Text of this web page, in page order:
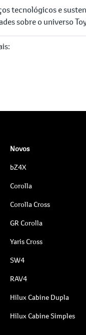
tecnológicos e
sobre o universo
Novos
bZ4X
Corolla
Corolla Cross
GR Corolla
Yaris Cross
SW4
RAV4
Hilux Cabine Dupla
Hilux Cabine Simples